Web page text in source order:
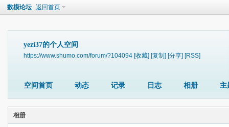
数模论坛 返回首页
yezi37的个人空间
https://www.shumo.com/forum/?104094 [收藏] [复制] [分享] [RSS]
空间首页 动态 记录 日志 相册 主
相册